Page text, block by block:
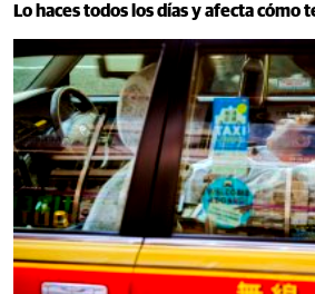
Lo haces todos los días y afecta cómo